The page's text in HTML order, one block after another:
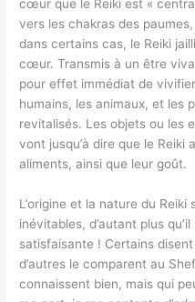
cœur que le Reiki est «
vers les chakras des
dans certains cas, le Reiki
cœur. Transmis à un être
pour effet immédiat de
humains, les animaux, et les
revitalisés. Les objets ou les
vont jusqu’à dire que le
aliments, ainsi que leur goût.
L’origine et la nature du
inévitables, d’autant plus
satisfaisante ! Certains
d’autres le comparent au
connaissent bien, mais qui